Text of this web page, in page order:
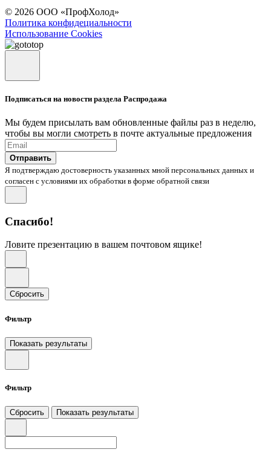
© 2026 ООО «ПрофХолод»
Политика конфидециальности
Использование Cookies
Подписаться на новости раздела Распродажа
Мы будем присылать вам обновленные файлы раз в неделю,
чтобы вы могли смотреть в почте актуальные предложения
Отправить
Я подтверждаю достоверность указанных мной персональных данных и
согласен с условиями их обработки в форме обратной связи
Спасибо!
Ловите презентацию в вашем почтовом ящике!
Сбросить
Фильтр
Показать результаты
Фильтр
Сбросить Показать результаты